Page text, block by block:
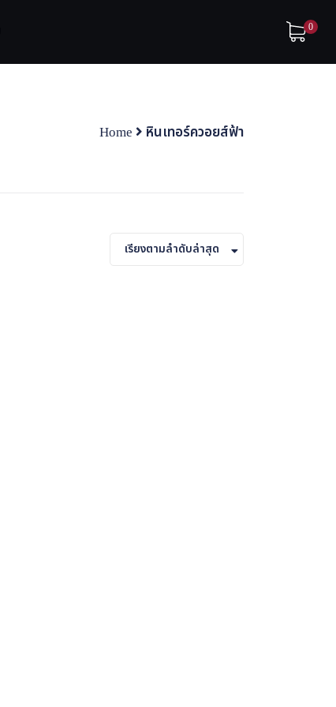
0
Home หินเทอร์ควอยส์ฟ้า
เรียงตามลำดับล่าสุด